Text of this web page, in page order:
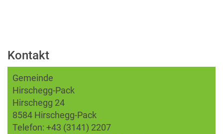
Kontakt
Gemeinde
Hirschegg-Pack
Hirschegg 24
8584 Hirschegg-Pack
Telefon: +43 (3141) 2207